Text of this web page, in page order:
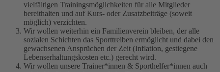
vielfältigen Trainingsmöglichkeiten für alle Mitglieder
bereithalten und auf Kurs- oder Zusatzbeiträge (soweit
möglich) verzichten.
Wir wollen weiterhin ein Familienverein bleiben, der alle
sozialen Schichten das Sporttreiben ermöglicht und dabei den
gewachsenen Ansprüchen der Zeit (Inflation, gestiegene
Lebenserhaltungskosten etc.) gerecht wird.
Wir wollen unsere Trainer*innen & Sporthelfer*innen auch